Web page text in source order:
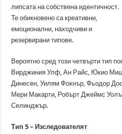
липсата на собствена идентичност.
Те обикновено са креативни,
емоционални, находчиви и
резервирани типове.
Вероятно сред този четвърти тип
Вирджиния Улф, Ан Райс, Юкио
Динесен, Уилям Фокнър, Фьодор
Мери Макарти, Робърт Джеймс
Селинджър.
Тип 5 – Изследователят